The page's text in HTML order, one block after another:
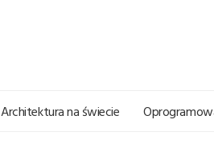
Architektura na świecie